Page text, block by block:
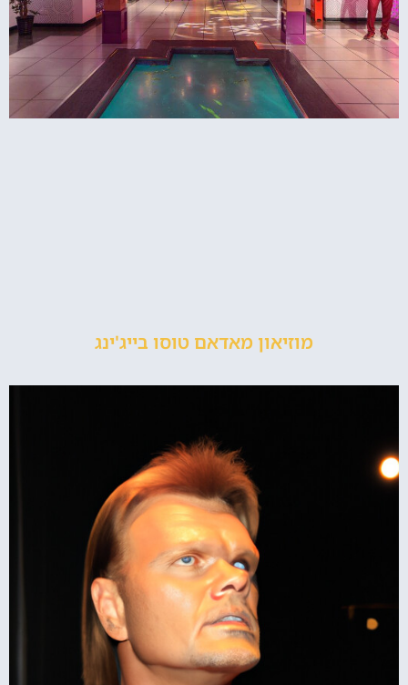
מוזיאון מאדאם טוסו בייג'ינג